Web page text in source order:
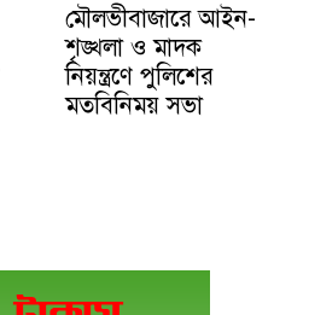
মৌলভীবাজারে আইন-
শৃঙ্খলা ও মাদক
নিয়ন্ত্রণে পুলিশের
মতবিনিময় সভা